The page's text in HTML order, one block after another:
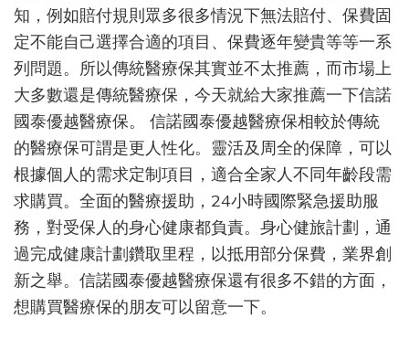
知，例如賠付規則眾多很多情況下無法賠付、保費固
定不能自己選擇合適的項目、保費逐年變貴等等一系
列問題。所以傳統醫療保其實並不太推薦，而市場上
大多數還是傳統醫療保，今天就給大家推薦一下信諾
國泰優越醫療保。 信諾國泰優越醫療保相較於傳統
的醫療保可謂是更人性化。靈活及周全的保障，可以
根據個人的需求定制項目，適合全家人不同年齡段需
求購買。全面的醫療援助，24小時國際緊急援助服
務，對受保人的身心健康都負責。身心健旅計劃，通
過完成健康計劃鑽取里程，以抵用部分保費，業界創
新之舉。信諾國泰優越醫療保還有很多不錯的方面，
想購買醫療保的朋友可以留意一下。